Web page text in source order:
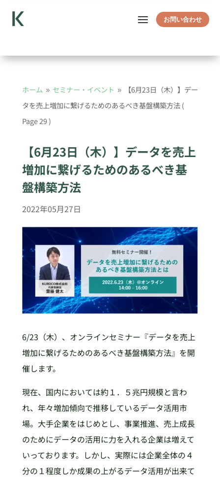
お問い合わせ
ホーム 9 セミナー・イベント 9
【6月23日（木）】デー
タを売上増加に繋げるためのあるべき基盤構築方法(
Page 29 )
【6月23日（木）】データを売上
増加に繋げるためのあるべき基
盤構築方法
2022年05月27日
6/23（木）、オンラインセミナー『データを売上
増加に繋げるためのあるべき基盤構築方法』を開
催します。
現在、国内においては約１．５兆円規模と言わ
れ、年々増加傾向で推移しているデータ活用市
場。大手企業をはじめとし、事業推進、売上成長
のためにデータの活用に力を入れる企業は増えて
いっております。しかし、実際には企業全体の４
分の１程度しか成果の上がるデータ活用が出来て